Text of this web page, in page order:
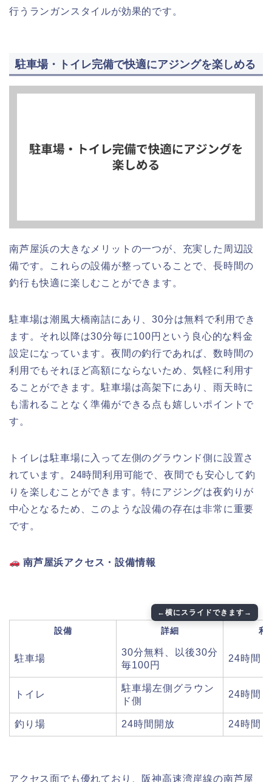
行うランガンスタイルが効果的です。
駐車場・トイレ完備で快適にアジングを楽しめる
南芦屋浜の大きなメリットの一つが、充実した周辺設
備です。これらの設備が整っていることで、長時間の
釣行も快適に楽しむことができます。
駐車場は潮風大橋南詰にあり、30分は無料で利用でき
ます。それ以降は30分毎に100円という良心的な料金
設定になっています。夜間の釣行であれば、数時間の
利用でもそれほど高額にならないため、気軽に利用す
ることができます。駐車場は高架下にあり、雨天時に
も濡れることなく準備ができる点も嬉しいポイントで
す。
トイレは駐車場に入って左側のグラウンド側に設置さ
れています。24時間利用可能で、夜間でも安心して釣
りを楽しむことができます。特にアジングは夜釣りが
中心となるため、このような設備の存在は非常に重要
です。
南芦屋浜アクセス・設備情報
設備 詳細 利
駐車場
30分無料、以後30分
毎100円
24時間
トイレ
駐車場左側グラウン
ド側
24時間
釣り場 24時間開放 24時間
アクセス面でも優れており、阪神高速湾岸線の南芦屋